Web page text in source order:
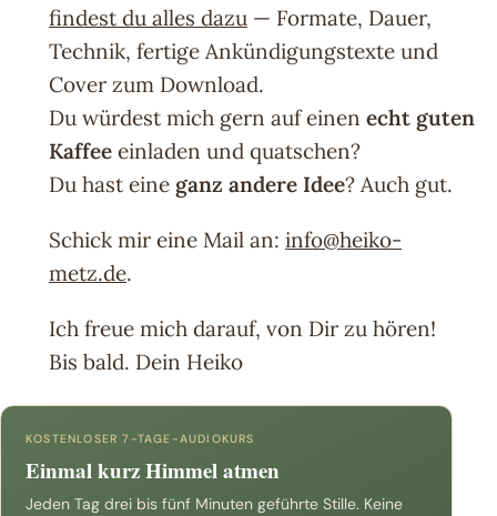
findest du alles dazu — Formate, Dauer,
Technik, fertige Ankündigungstexte und
Cover zum Download.
Du würdest mich gern auf einen echt guten
Kaffee einladen und quatschen?
Du hast eine ganz andere Idee? Auch gut.
Schick mir eine Mail an: info@heiko-
metz.de.
Ich freue mich darauf, von Dir zu hören!
Bis bald. Dein Heiko
KOSTENLOSER 7-TAGE-AUDIOKURS
Einmal kurz Himmel atmen
Jeden Tag drei bis fünf Minuten geführte Stille. Keine